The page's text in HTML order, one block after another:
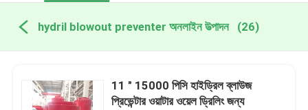
hydril blowout preventer অনলাইন উত্পাদন (26)
11 " 15000 পিসি হাইড্রিল ব্লাউজ
প্রিভেন্টার ওয়াটার ওয়েল ড্রিলিং জন্য